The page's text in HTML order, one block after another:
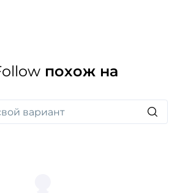
особенным и уверенным в своем
следует за вами
похож на